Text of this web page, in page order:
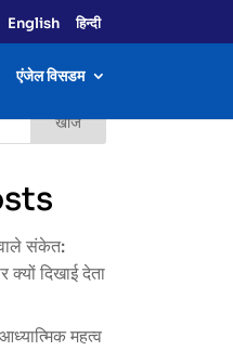
English हिन्दी
एंजेल विसडम
खोजें
वाले संकेत:
क्यों दिखाई देता
महत्व